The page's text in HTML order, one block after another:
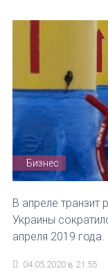
Бизнес
В апреле транзит
Украины
апреля 2019 года.
04.05.2020 в 21:55